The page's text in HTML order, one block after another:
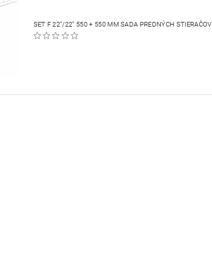
SET F 22"/22" 550 + 550 MM SADA PREDNÝCH STIERAČOV